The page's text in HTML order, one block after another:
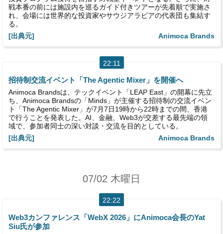
戦本番の前には施設内を巡るガイド付きツアーが先着順で実施さ
れ、会場には世界的な投資家やサウジアラビアの代表団も集結す
る。
[出典元]
Animoca Brands
22:11
招待制交流イベント「The Agentic Mixer」を開催へ
Animoca Brandsは、テックイベント「LEAP East」の開幕に先立
ち、Animoca Brandsの「Minds」が主催する招待制の交流イベン
ト「The Agentic Mixer」が7月7日19時から22時までの間、香港
で行うことを発表した。AI、金融、Web3が交差する最先端の領
域で、参加者同士の深い対談・交流を目的としている。
[出典元]
Animoca Brands
07/02 木曜日
22:22
Web3カンファレンス「WebX 2026」にAnimoca会長のYat
Siu氏が参加